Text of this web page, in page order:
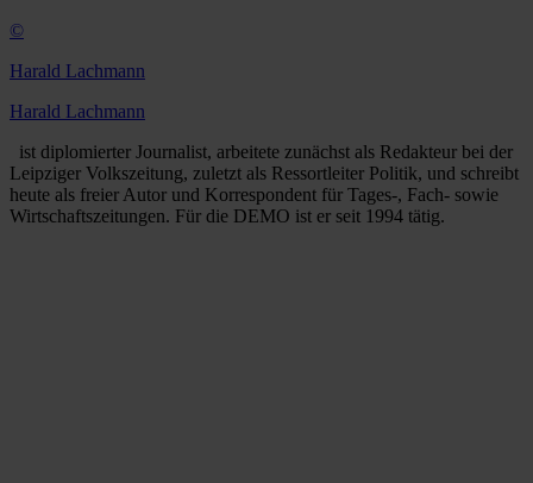
©
Harald Lachmann
Harald Lachmann
ist diplomierter Journalist, arbeitete zunächst als Redakteur bei der
Leipziger Volkszeitung, zuletzt als Ressortleiter Politik, und schreibt
heute als freier Autor und Korrespondent für Tages-, Fach- sowie
Wirtschaftszeitungen. Für die DEMO ist er seit 1994 tätig.